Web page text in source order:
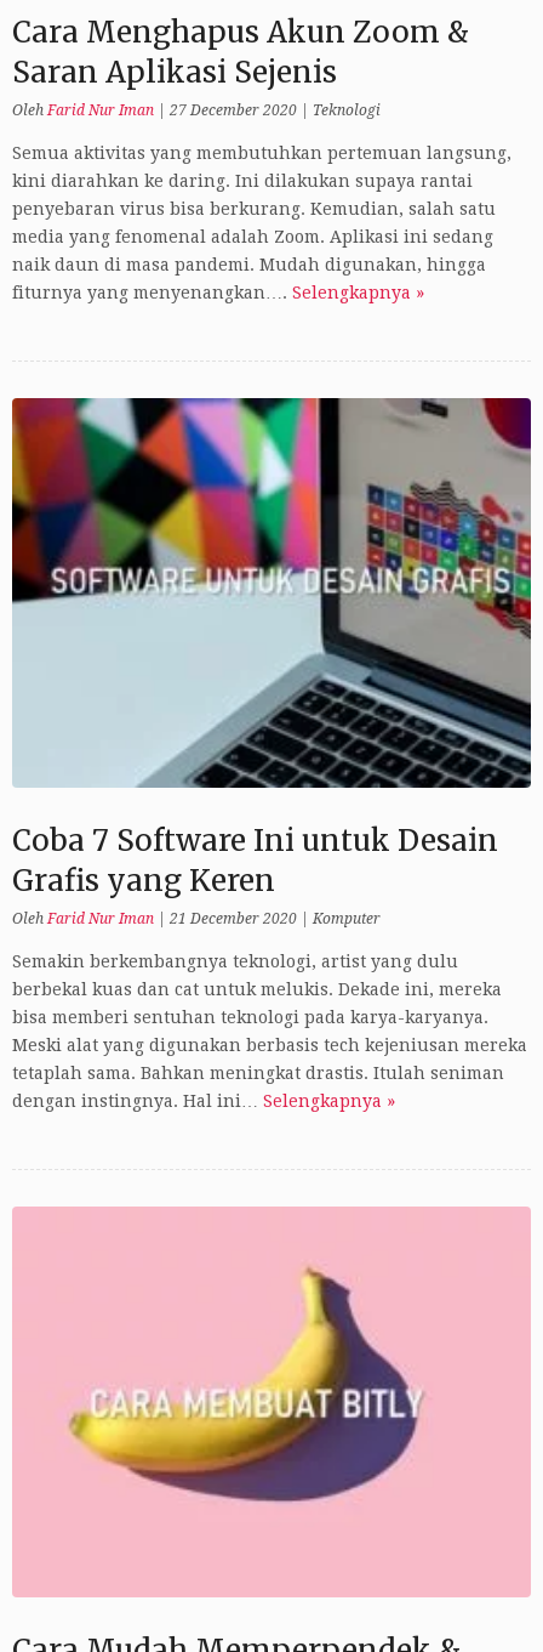
Cara Menghapus Akun Zoom &
Saran Aplikasi Sejenis
OlehFarid Nur Iman 27 December 2020 Teknologi
Semua aktivitas yang membutuhkan pertemuan langsung,
kini diarahkan ke daring. Ini dilakukan supaya rantai
penyebaran virus bisa berkurang. Kemudian, salah satu
media yang fenomenal adalah Zoom. Aplikasi ini sedang
naik daun di masa pandemi. Mudah digunakan, hingga
fiturnya yang menyenangkan…. Selengkapnya »
Coba 7 Software Ini untuk Desain
Grafis yang Keren
OlehFarid Nur Iman 21 December 2020 |Komputer
Semakin berkembangnya teknologi, artist yang dulu
berbekal kuas dan cat untuk melukis. Dekade ini, mereka
bisa memberi sentuhan teknologi pada karya-karyanya.
Meski alat yang digunakan berbasis tech kejeniusan mereka
tetaplah sama. Bahkan meningkat drastis. Itulah seniman
dengan instingnya. Hal ini… Selengkapnya »